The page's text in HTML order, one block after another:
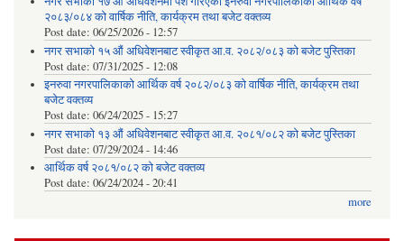
२०८३/०८४ को वार्षिक नीति, कार्यक्रम तथा बजेट वक्तव्य
Post date: 06/25/2026 - 12:57
नगर सभाको १५ औं अधिवेशनबाट स्वीकृत आ.व. २०८२/०८३ को बजेट पुस्तिका
Post date: 07/31/2025 - 12:08
इनरुवा नगरपालिकाको आर्थिक वर्ष २०८२/०८३ को वार्षिक नीति, कार्यक्रम तथा
बजेट वक्तव्य
Post date: 06/24/2025 - 15:27
नगर सभाको १३ औं अधिवेशनबाट स्वीकृत आ.व. २०८१/०८२ को बजेट पुस्तिका
Post date: 07/29/2024 - 14:46
आर्थिक वर्ष २०८१/०८२ को बजेट वक्तव्य
Post date: 06/24/2024 - 20:41
more